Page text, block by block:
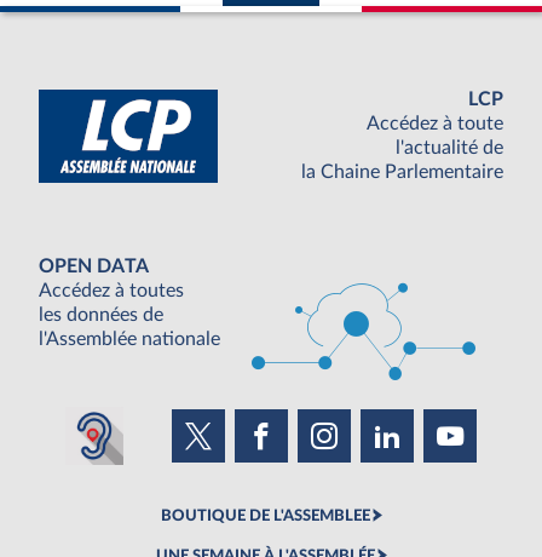
LCP
Accédez à toute
l'actualité de
la Chaine Parlementaire
OPEN DATA
Accédez à toutes
les données de
l'Assemblée nationale
BOUTIQUE DE L'ASSEMBLEE